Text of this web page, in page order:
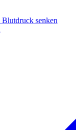
Blutdruck senken